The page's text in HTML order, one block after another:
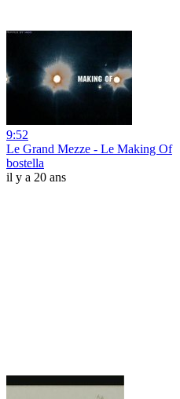
9:52
Le Grand Mezze - Le Making Of
bostella
il y a 20 ans